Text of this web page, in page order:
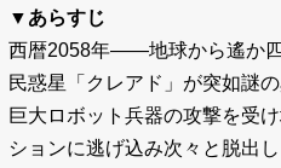
▼あらすじ
西暦2058年――地球から遙か
民惑星「クレアド」が突如謎
巨大ロボット兵器の攻撃を受
ションに逃げ込み次々と脱出